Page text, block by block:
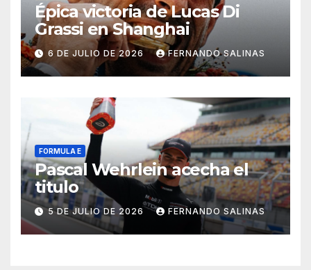
Épica victoria de Lucas Di
Grassi en Shanghai
6 DE JULIO DE 2026 FERNANDO SALINAS
FORMULA E
Pascal Wehrlein acecha el
titulo
5 DE JULIO DE 2026 FERNANDO SALINAS